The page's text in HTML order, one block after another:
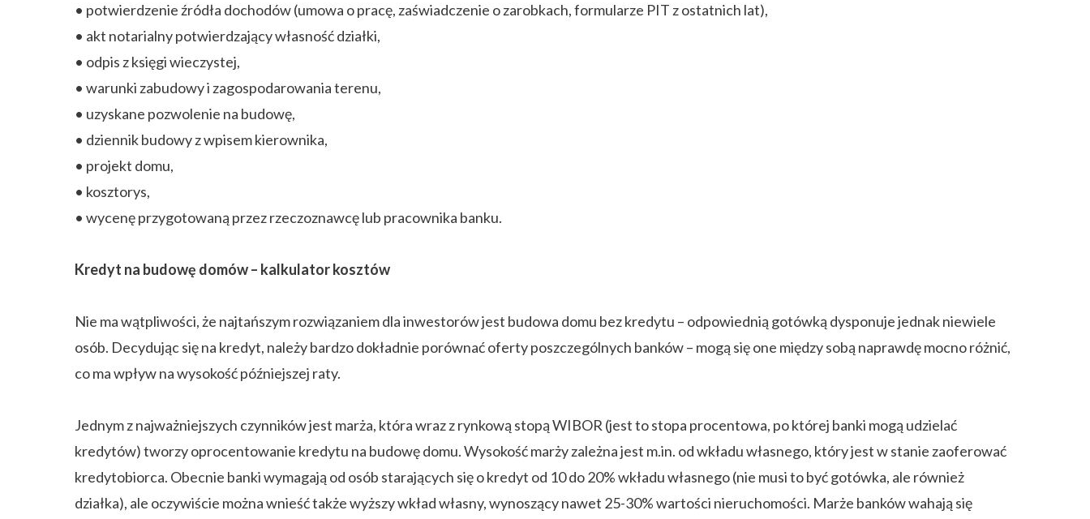
• potwierdzenie źródła dochodów (umowa o pracę, zaświadczenie o zarobkach, formularze PIT z ostatnich lat),
• akt notarialny potwierdzający własność działki,
• odpis z księgi wieczystej,
• warunki zabudowy i zagospodarowania terenu,
• uzyskane pozwolenie na budowę,
• dziennik budowy z wpisem kierownika,
• projekt domu,
• kosztorys,
• wycenę przygotowaną przez rzeczoznawcę lub pracownika banku.
Kredyt na budowę domów – kalkulator kosztów
Nie ma wątpliwości, że najtańszym rozwiązaniem dla inwestorów jest budowa domu bez kredytu – odpowiednią gotówką dysponuje jednak niewiele
osób. Decydując się na kredyt, należy bardzo dokładnie porównać oferty poszczególnych banków – mogą się one między sobą naprawdę mocno różnić,
co ma wpływ na wysokość późniejszej raty.
Jednym z najważniejszych czynników jest marża, która wraz z rynkową stopą WIBOR (jest to stopa procentowa, po której banki mogą udzielać
kredytów) tworzy oprocentowanie kredytu na budowę domu. Wysokość marży zależna jest m.in. od wkładu własnego, który jest w stanie zaoferować
kredytobiorca. Obecnie banki wymagają od osób starających się o kredyt od 10 do 20% wkładu własnego (nie musi to być gotówka, ale również
działka), ale oczywiście można wnieść także wyższy wkład własny, wynoszący nawet 25-30% wartości nieruchomości. Marże banków wahają się